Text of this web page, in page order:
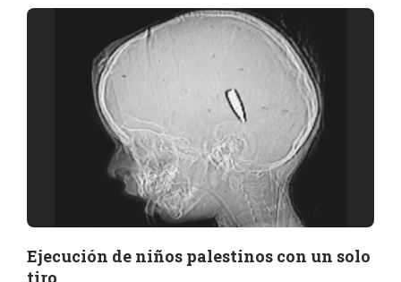
Ejecución de niños palestinos con un solo
tiro